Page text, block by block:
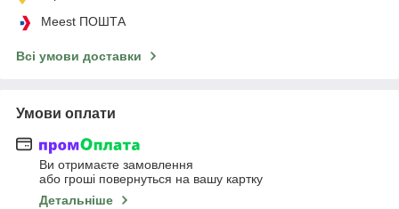
Meest ПОШТА
Всі умови доставки
Умови оплати
Ви отримаєте замовлення
або гроші повернуться на вашу картку
Детальніше